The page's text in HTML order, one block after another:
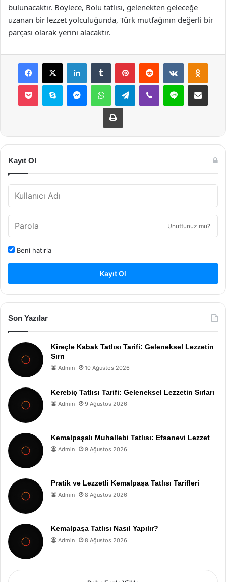
bulunacaktır. Böylece, Bolu tatlısı, gelenekten geleceğe
uzanan bir lezzet yolculuğunda, Türk mutfağının değerli bir
parçası olarak yerini alacaktır.
Facebook
X LinkedInTumblr PinterestReddit VKontakte
Pocket Skype MessengerWhatsAppTelegramViber Line E-Posta ile
Yazdır
Kayıt Ol
Unuttunuz mu?
Beni hatırla
Kayıt Ol
Son Yazılar
Kireçle Kabak Tatlısı Tarifi: Geleneksel Lezzetin
Sırrı
Admin 10 Ağustos 2026
Kerebiç Tatlısı Tarifi: Geleneksel Lezzetin Sırları
Admin 9 Ağustos 2026
Kemalpaşalı Muhallebi Tatlısı: Efsanevi Lezzet
Admin 9 Ağustos 2026
Pratik ve Lezzetli Kemalpaşa Tatlısı Tarifleri
Admin 8 Ağustos 2026
Kemalpaşa Tatlısı Nasıl Yapılır?
Admin 8 Ağustos 2026